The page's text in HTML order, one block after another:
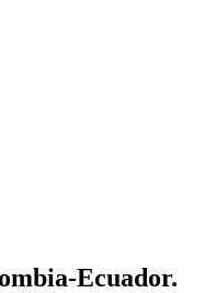
Ecuador.